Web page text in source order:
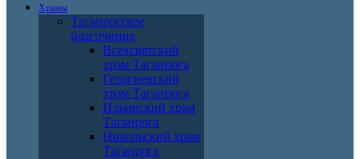
Храмы
Таганрогское
благочиние
Всехсвятский
храм Таганрога
Георгиевский
храм Таганрога
Ильинский храм
Таганрога
Никольский храм
Таганрога